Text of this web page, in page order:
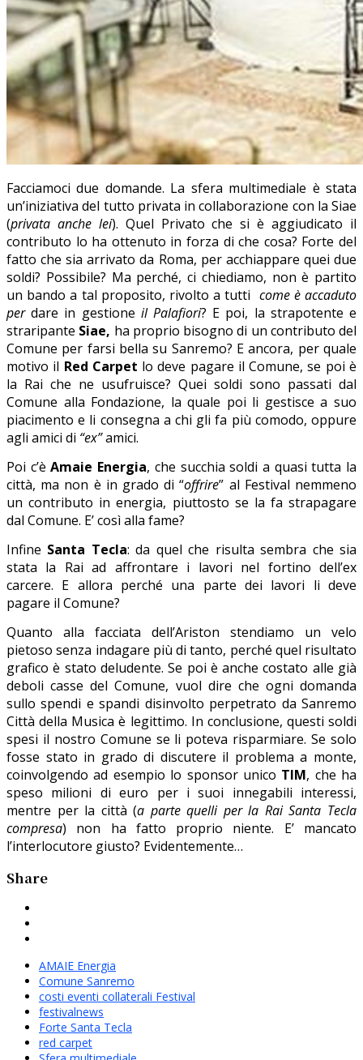
Facciamoci due domande. La sfera multimediale è stata
un’iniziativa del tutto privata in collaborazione con la Siae
(privata anche lei). Quel Privato che si è aggiudicato il
contributo lo ha ottenuto in forza di che cosa? Forte del
fatto che sia arrivato da Roma, per acchiappare quei due
soldi? Possibile? Ma perché, ci chiediamo, non è partito
un bando a tal proposito, rivolto a tutti come è accaduto
perdare in gestione il Palafiori? E poi, la strapotente e
straripante Siae, ha proprio bisogno di un contributo del
Comune per farsi bella su Sanremo? E ancora, per quale
motivo il Red Carpet lo deve pagare il Comune, se poi è
la Rai che ne usufruisce? Quei soldi sono passati dal
Comune alla Fondazione, la quale poi li gestisce a suo
piacimento e li consegna a chi gli fa più comodo, oppure
agli amici di “ex”amici.
Poi c’èAmaie Energia, che succhia soldi a quasi tutta la
città, ma non è in grado di “offrire” al Festival nemmeno
un contributo in energia, piuttosto se la fa strapagare
dal Comune. E’ così alla fame?
Infine Santa Tecla: da quel che risulta sembra che sia
stata la Rai ad affrontare i lavori nel fortino dell’ex
carcere. E allora perché una parte dei lavori li deve
pagare il Comune?
Quanto alla facciata dell’Ariston stendiamo un velo
pietoso senza indagare più di tanto, perché quel risultato
grafico è stato deludente. Se poi è anche costato alle già
deboli casse del Comune, vuol dire che ogni domanda
sullo spendi e spandi disinvolto perpetrato da Sanremo
Città della Musica è legittimo. In conclusione, questi soldi
spesi il nostro Comune se li poteva risparmiare. Se solo
fosse stato in grado di discutere il problema a monte,
coinvolgendo ad esempio lo sponsor unico TIM, che ha
speso milioni di euro per i suoi innegabili interessi,
mentre per la città (a parte quelli per la Rai Santa Tecla
compresa) non ha fatto proprio niente. E’ mancato
l’interlocutore giusto? Evidentemente…
Share
AMAIE Energia
Comune Sanremo
costi eventi collaterali Festival
festivalnews
Forte Santa Tecla
red carpet